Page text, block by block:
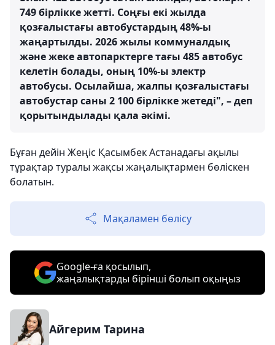
749 бірлікке жетті. Соңғы екі жылда
қозғалыстағы автобустардың 48%-ы
жаңартылды. 2026 жылы коммуналдық
және жеке автопарктерге тағы 485 автобус
келетін болады, оның 10%-ы электр
автобусы. Осылайша, жалпы қозғалыстағы
автобустар саны 2 100 бірлікке жетеді", – деп
қорытындылады қала әкімі.
Бұған дейін Жеңіс Қасымбек Астанадағы ақылы
тұрақтар туралы жақсы жаңалықтармен бөліскен
болатын.
Мақаламен бөлісу
Google-ға қосылып,
жаңалықтарды бірінші болып оқыңыз
Айгерим Тарина